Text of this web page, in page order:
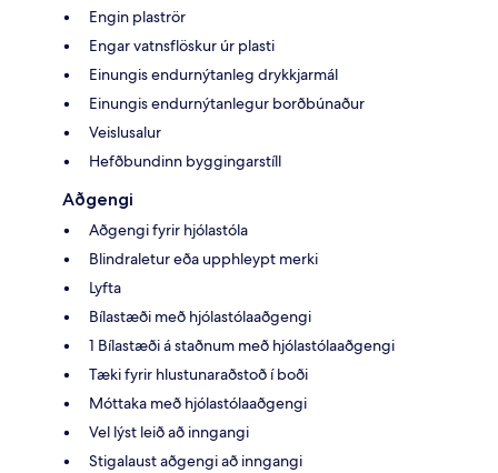
Engin plaströr
Engar vatnsflöskur úr plasti
Einungis endurnýtanleg drykkjarmál
Einungis endurnýtanlegur borðbúnaður
Veislusalur
Hefðbundinn byggingarstíll
Aðgengi
Aðgengi fyrir hjólastóla
Blindraletur eða upphleypt merki
Lyfta
Bílastæði með hjólastólaaðgengi
1 Bílastæði á staðnum með hjólastólaaðgengi
Tæki fyrir hlustunaraðstoð í boði
Móttaka með hjólastólaaðgengi
Vel lýst leið að inngangi
Stigalaust aðgengi að inngangi